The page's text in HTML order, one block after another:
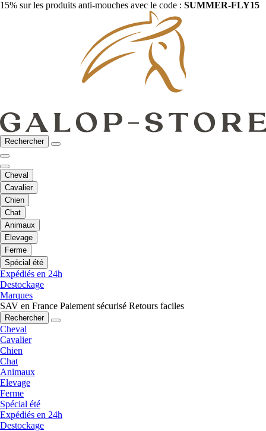
15% sur les produits anti-mouches avec le code : SUMMER-FLY15
Rechercher
Cheval
Cavalier
Chien
Chat
Animaux
Elevage
Ferme
Spécial été
Expédiés en 24h
Destockage
Marques
SAV en France Paiement sécurisé Retours faciles
Rechercher
Cheval
Cavalier
Chien
Chat
Animaux
Elevage
Ferme
Spécial été
Expédiés en 24h
Destockage